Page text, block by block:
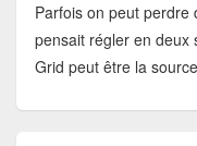
Parfois on peut perdre
pensait régler en deux
Grid peut être la